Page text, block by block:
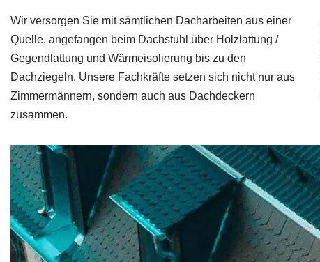
Wir versorgen Sie mit sämtlichen Dacharbeiten aus einer
Quelle, angefangen beim Dachstuhl über Holzlattung /
Gegendlattung und Wärmeisolierung bis zu den
Dachziegeln. Unsere Fachkräfte setzen sich nicht nur aus
Zimmermännern, sondern auch aus Dachdeckern
zusammen.